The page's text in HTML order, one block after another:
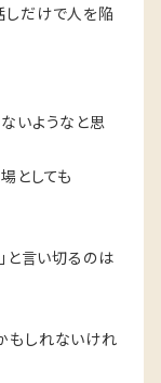
しだけで人を陥
いようなと思
としても
と言い切るのは
もしれないけれ